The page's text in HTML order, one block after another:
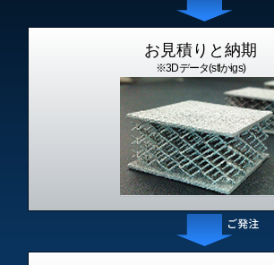
お見積りと納期
※3Dデータ(stlかigs)